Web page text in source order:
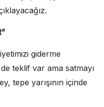
giderme
teklif var ama satmayı
tepe yarışının içinde